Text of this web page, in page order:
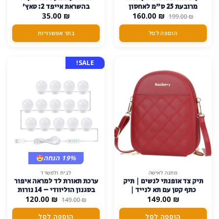
מרובעת 25 ס"מ לאחסון
ותצוגה – לבן
199.00₪ המחיר
המקורי
היה:
199.00 ₪.
160.00 ₪ המחיר
הנוכחי
הוא:
160.00 ₪. הוספה לסל
בהשראת אייפד 2: טאץ'
נוסטלגי בסטייל מודרני
35.00 ₪
בחר אפשרויות
ניתן
את
בעמוד
המוצר
מתנה לאישה
תיק צד אופנתי לנשים | תיק
כתף קטן עם תא לנייד |
BAELLERRY
149.00 ₪
הוספה לסל
SALE!
19% הנחה
לבית ולמשרד
ערכת תאורת לד למראה איפור
בסגנון הוליוודי – 14 נורות
149.00₪ המחיר
המקורי
היה:
120.00 ₪ המחיר
הנוכחי
הוא: הוספה לסל